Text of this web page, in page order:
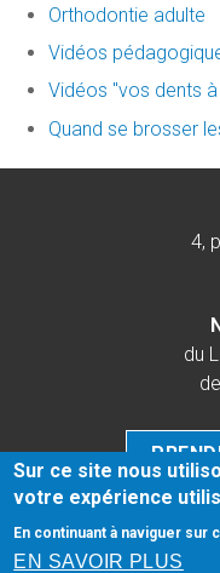
Orthodontie adulte
Vidéos
Vidéos "vos dents
Quand se brosser
4,
du
Honoraires -Mentions
Sur ce site nous
votre expérience
En continuant à naviguer
EN SAVOIR PLUS